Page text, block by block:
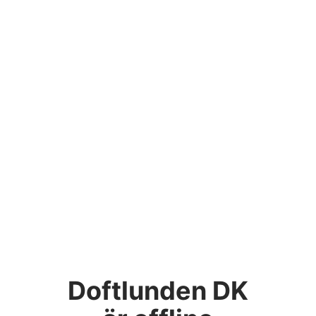
Doftlunden DK